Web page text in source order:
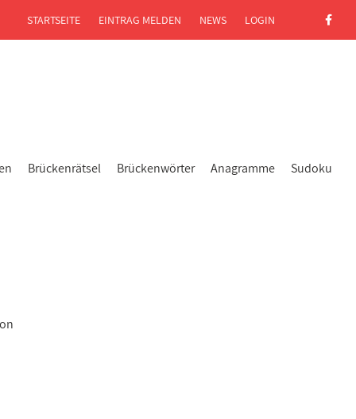
Brückenrätsel Brückenwörter Anagramme Sudoku
STARTSEITE EINTRAG MELDEN NEWS LOGIN